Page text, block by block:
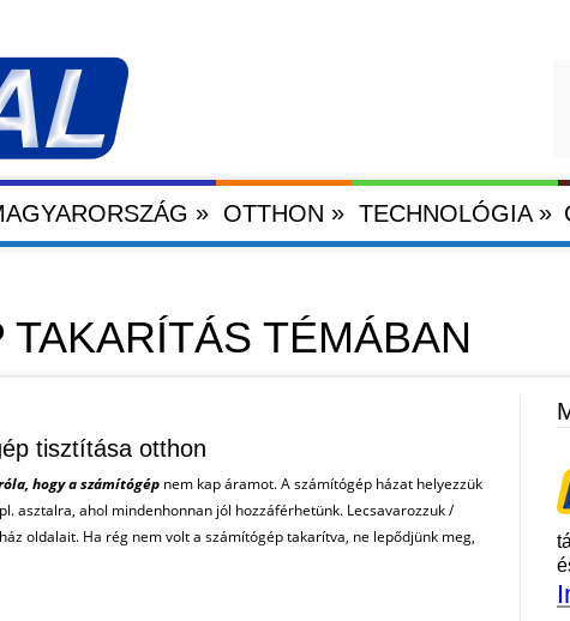
» OTTHON » TECHNOLÓGIA»
TÉMÁBAN
tisztítása otthon
hogy a számítógépnem kap áramot. A számítógép házat helyezzük
asztalra, ahol mindenhonnan jól hozzáférhetünk. Lecsavarozzuk /
oldalait. Ha rég nem volt a számítógép takarítva, ne lepődjünk meg,